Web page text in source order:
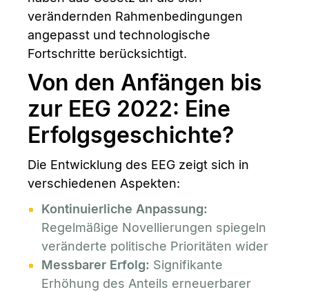
verändernden Rahmenbedingungen
angepasst und technologische
Fortschritte berücksichtigt.
Von den Anfängen bis
zur EEG 2022: Eine
Erfolgsgeschichte?
Die Entwicklung des EEG zeigt sich in
verschiedenen Aspekten:
Kontinuierliche Anpassung:
Regelmäßige Novellierungen spiegeln
veränderte politische Prioritäten wider
Messbarer Erfolg: Signifikante
Erhöhung des Anteils erneuerbarer